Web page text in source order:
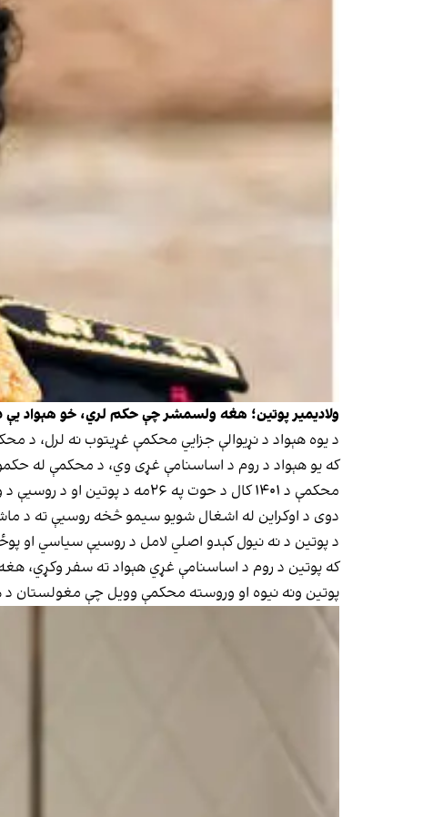
ولادیمیر پوتین؛ هغه ولسمشر چې حکم لري، خو هېواد
د یوه هېواد د نړیوالې جزايي محکمې غړیتوب نه لرل، د
که یو هېواد د روم د اساسنامې غړی وي، د محکمې له
محکمې د ۱۴۰۱ کال د حوت په ۲۶مه د پوتین او د روسیې د ولسمشرۍ ماڼۍ د ماشومانو د حقونو د کمېشنرې ماریا لووا-بیلووا د نیولو حکم صادر کړ.
دوی د اوکراین له اشغال شویو سیمو څخه روسیې ته د
د پوتین د نه نیول کېدو اصلي لامل د روسیې سیاسي او
پوتین ونه نیوه او وروسته محکمې وویل چې مغولستان